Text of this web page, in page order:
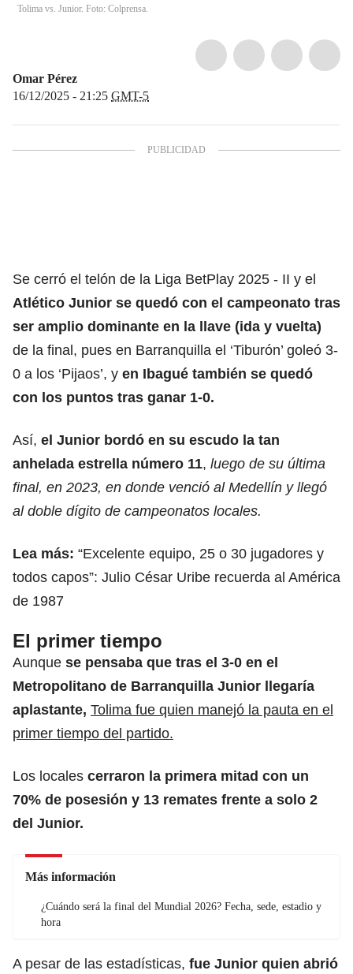
Tolima vs. Junior. Foto: Colprensa.
Omar Pérez
16/12/2025 - 21:25 GMT-5
Se cerró el telón de la Liga BetPlay 2025 - II y el
Atlético Junior se quedó con el campeonato tras
ser amplio dominante en la llave (ida y vuelta)
de la final, pues en Barranquilla el ‘Tiburón’ goleó 3-
0 a los ‘Pijaos’, y en Ibagué también se quedó
con los puntos tras ganar 1-0.
Así, el Junior bordó en su escudo la tan
anhelada estrella número 11, luego de su última
final, en 2023, en donde venció al Medellín y llegó
al doble dígito de campeonatos locales.
Lea más: “Excelente equipo, 25 o 30 jugadores y
todos capos”: Julio César Uribe recuerda al América
de 1987
El primer tiempo
Aunque se pensaba que tras el 3-0 en el
Metropolitano de Barranquilla Junior llegaría
aplastante, Tolima fue quien manejó la pauta en el
primer tiempo del partido.
Los locales cerraron la primera mitad con un
70% de posesión y 13 remates frente a solo 2
del Junior.
Más información
¿Cuándo será la final del Mundial 2026? Fecha, sede, estadio y
hora
A pesar de las estadísticas, fue Junior quien abrió